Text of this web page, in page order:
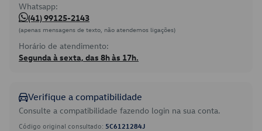
Whatsapp:
(41) 99125-2143
(apenas mensagens de texto, não atendemos ligações)
Horário de atendimento:
Segunda à sexta, das 8h às 17h.
Verifique a compatibilidade
Consulte a compatibilidade fazendo login na sua conta.
Código original consultado: 5C6121284J